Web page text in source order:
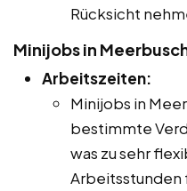
Rücksicht
Minijobs in
Arbeitszeiten:
Minijobs in
bestimmte
was zu sehr
Arbeitsstunden